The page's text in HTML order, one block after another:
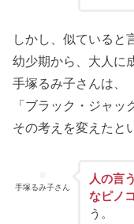
しかし、似ていると
幼少期から、大人に
手塚るみ子さんは、
「ブラック・ジャッ
その考えを変えたと
手塚るみ子さん
人の言
なピノコ
う。